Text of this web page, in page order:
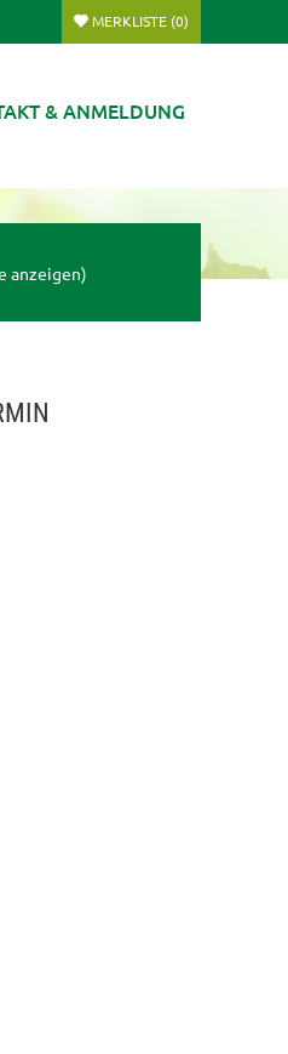
MERKLISTE (0)
& ANMELDUNG
anzeigen)